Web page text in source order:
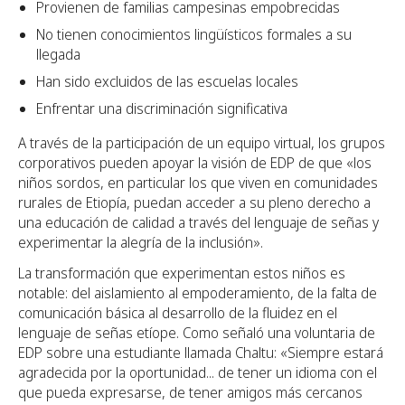
Provienen de familias campesinas empobrecidas
No tienen conocimientos lingüísticos formales a su
llegada
Han sido excluidos de las escuelas locales
Enfrentar una discriminación significativa
A través de la participación de un equipo virtual, los grupos
corporativos pueden apoyar la visión de EDP de que «los
niños sordos, en particular los que viven en comunidades
rurales de Etiopía, puedan acceder a su pleno derecho a
una educación de calidad a través del lenguaje de señas y
experimentar la alegría de la inclusión».
La transformación que experimentan estos niños es
notable: del aislamiento al empoderamiento, de la falta de
comunicación básica al desarrollo de la fluidez en el
lenguaje de señas etíope. Como señaló una voluntaria de
EDP sobre una estudiante llamada Chaltu: «Siempre estará
agradecida por la oportunidad... de tener un idioma con el
que pueda expresarse, de tener amigos más cercanos